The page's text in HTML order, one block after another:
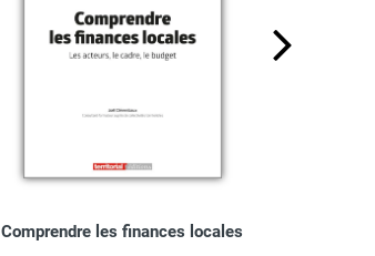
Comprendre les finances locales